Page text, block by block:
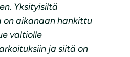
Yksityisiltä
aikanaan hankittu
valtiolle
ja siitä on